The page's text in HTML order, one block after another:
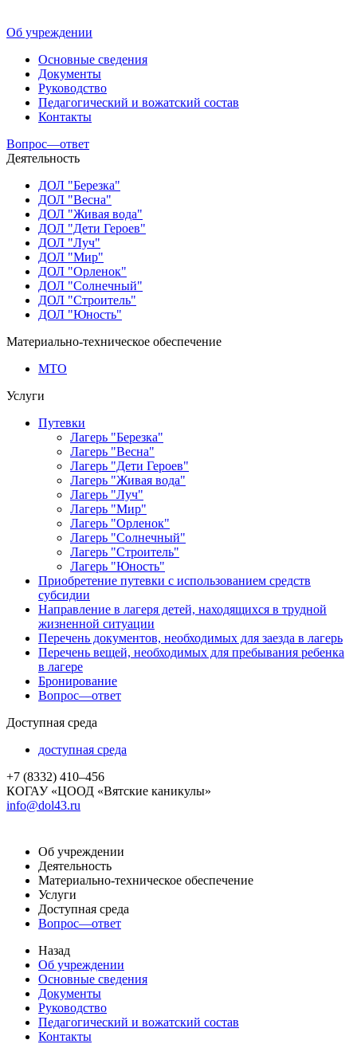
Об учреждении
Основные сведения
Документы
Руководство
Педагогический и вожатский состав
Контакты
Вопрос—ответ
Деятельность
ДОЛ "Березка"
ДОЛ "Весна"
ДОЛ "Живая вода"
ДОЛ "Дети Героев"
ДОЛ "Луч"
ДОЛ "Мир"
ДОЛ "Орленок"
ДОЛ "Солнечный"
ДОЛ "Строитель"
ДОЛ "Юность"
Материально-техническое обеспечение
МТО
Услуги
Путевки
Лагерь "Березка"
Лагерь "Весна"
Лагерь "Дети Героев"
Лагерь "Живая вода"
Лагерь "Луч"
Лагерь "Мир"
Лагерь "Орленок"
Лагерь "Солнечный"
Лагерь "Строитель"
Лагерь "Юность"
Приобретение путевки с использованием средств
субсидии
Направление в лагеря детей, находящихся в трудной
жизненной ситуации
Перечень документов, необходимых для заезда в лагерь
Перечень вещей, необходимых для пребывания ребенка
в лагере
Бронирование
Вопрос—ответ
Доступная среда
доступная среда
+7 (8332) 410–456
КОГАУ «ЦООД «Вятские каникулы»
info@dol43.ru
Об учреждении
Деятельность
Материально-техническое обеспечение
Услуги
Доступная среда
Вопрос—ответ
Назад
Об учреждении
Основные сведения
Документы
Руководство
Педагогический и вожатский состав
Контакты